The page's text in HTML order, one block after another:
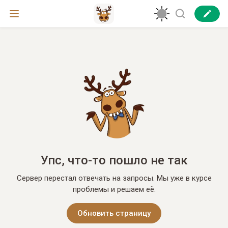
Упс, что-то пошло не так
Сервер перестал отвечать на запросы. Мы уже в курсе
проблемы и решаем её.
Обновить страницу